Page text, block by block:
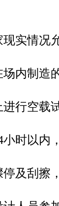
实情况
内制造
进行空载
小时以内
及刮擦